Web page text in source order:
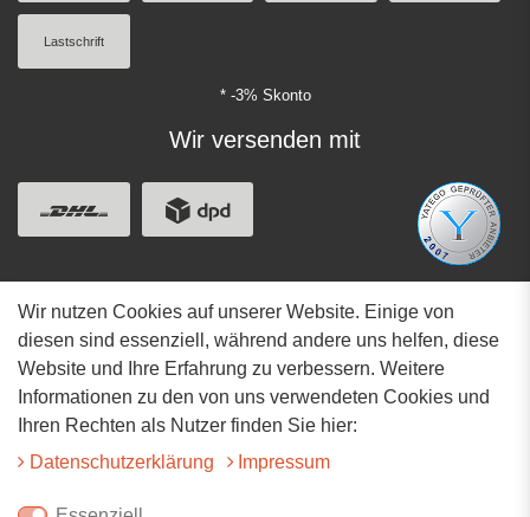
Lastschrift
* -3% Skonto
Wir versenden mit
Adresse
Hauptstrasse 34
73117 Wangen
07161-9566068
Wir nutzen Cookies auf unserer Website. Einige von
diesen sind essenziell, während andere uns helfen, diese
Website und Ihre Erfahrung zu verbessern. Weitere
Informationen zu den von uns verwendeten Cookies und
Ihren Rechten als Nutzer finden Sie hier:
Daten­schutz­erklärung
Impressum